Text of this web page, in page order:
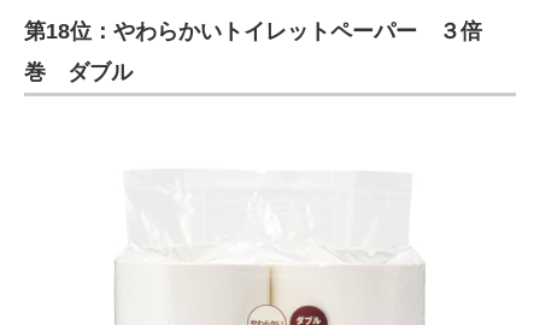
第18位：やわらかいトイレットペーパー ３倍
巻 ダブル